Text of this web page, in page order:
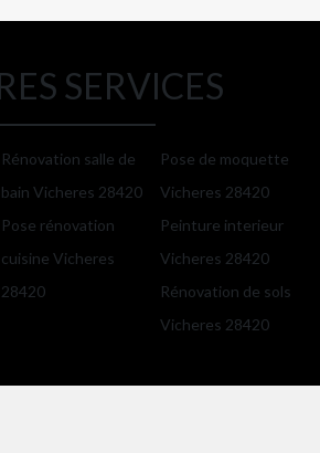
SERVICES
Rénovation salle de
bain Vicheres 28420
Pose rénovation
cuisine Vicheres
28420
Pose de moquette
Vicheres 28420
Peinture interieur
Vicheres 28420
Rénovation de sols
Vicheres 28420